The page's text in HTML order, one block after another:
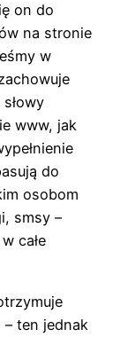
on do
na stronie
w
www, jak
do
osobom
smsy –
całe
ten jednak